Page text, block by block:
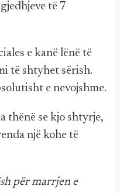
të 7
e kanë lënë të
të shtyhet sërish.
e nevojshme.
thënë se kjo shtyrje,
një kohe të
për marrjen e